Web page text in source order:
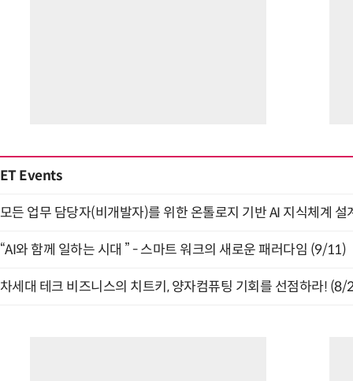
ET Events
모든 업무 담당자(비개발자)를 위한 온톨로지 기반 AI 지식체계
“AI와 함께 일하는 시대 ” - 스마트 워크의 새로운 패러다임 (9/11)
차세대 테크 비즈니스의 치트키, 양자컴퓨팅 기회를 선점하라! (8/